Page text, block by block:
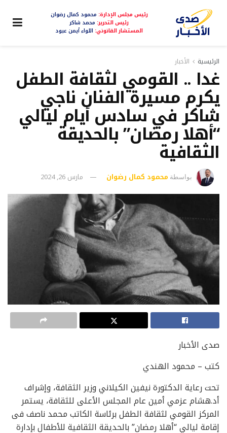
رئيس مجلس الإدارة: محمود كمال رضوان
رئيس التحرير: محمد شاكر
المستشار القانوني: اللواء أيمن عبود
الرئيسية الأخبار
غدا .. القومي لثقافة الطفل
يكرم مسيرة الفنان ناجي
شاكر في سادس أيام ليالي
“أهلا رمضان” بالحديقة
الثقافية
بواسطة محمود كمال رضوان مارس 26, 2024
صدى الأخبار
كتب – محمود الهندي
تحت رعاية الدكتورة نيفين الكيلاني وزير الثقافة، وإشراف
أد.هشام عزمي أمين عام المجلس الأعلى للثقافة، يستمر
المركز القومي لثقافة الطفل برئاسة الكاتب محمد ناصف فى
إقامة ليالي “أهلا رمضان” بالحديقة الثقافية للأطفال بإدارة